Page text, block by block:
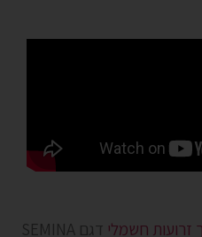
זרועות חשמלי
דגם SEMINA